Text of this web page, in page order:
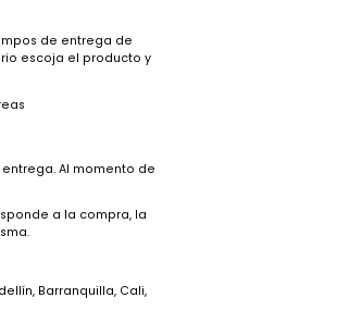
físicas. Los precios de los
puedan afectar la compra, tales
los tiempos de entrega de
en que el usuario escoja el producto y
aquellas áreas